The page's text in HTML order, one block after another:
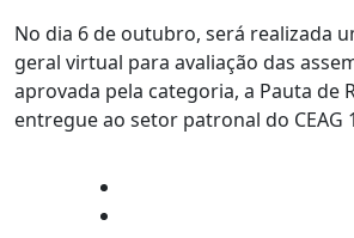
No dia 6 de outubro, será realizada
geral virtual para avaliação das
aprovada pela categoria, a Pauta de
entregue ao setor patronal do CEAG